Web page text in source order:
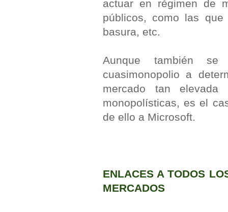
actuar en régimen de
públicos, como las
basura, etc.
Aunque también se
cuasimonopolio a
mercado tan elevada
monopolísticas, es el
de ello a Microsoft.
ENLACES A TODOS
MERCADOS